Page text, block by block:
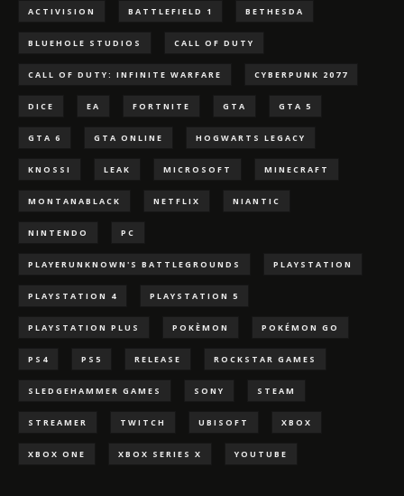
ACTIVISION BATTLEFIELD 1 BETHESDA
BLUEHOLE STUDIOS CALL OF DUTY
CALL OF DUTY: INFINITE WARFARE CYBERPUNK 2077
DICE EA FORTNITE GTA GTA 5
GTA 6 GTA ONLINE HOGWARTS LEGACY
KNOSSI LEAK MICROSOFT MINECRAFT
MONTANABLACK NETFLIX NIANTIC
NINTENDO PC
PLAYERUNKNOWN'S BATTLEGROUNDS PLAYSTATION
PLAYSTATION 4 PLAYSTATION 5
PLAYSTATION PLUS POKÈMON POKÉMON GO
PS4 PS5 RELEASE ROCKSTAR GAMES
SLEDGEHAMMER GAMES SONY STEAM
STREAMER TWITCH UBISOFT XBOX
XBOX ONE XBOX SERIES X YOUTUBE